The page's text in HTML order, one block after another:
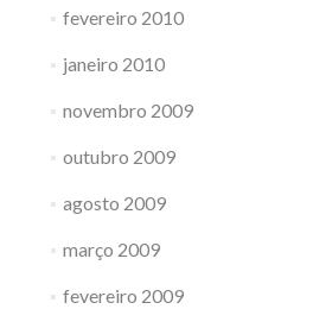
fevereiro 2010
janeiro 2010
novembro 2009
outubro 2009
agosto 2009
março 2009
fevereiro 2009